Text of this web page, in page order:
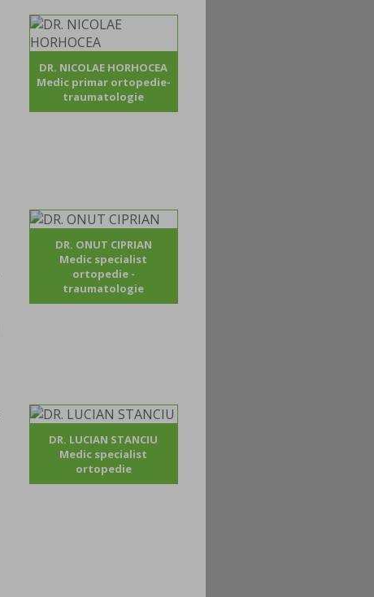
DR. NICOLAE HORHOCEA
Medic primar ortopedie-
traumatologie
DR. ONUT CIPRIAN
Medic specialist
ortopedie -
traumatologie
DR. LUCIAN STANCIU
Medic specialist
ortopedie